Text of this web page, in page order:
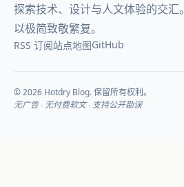
探索技术、设计与人文体验的交汇。
以极简致敬繁复。
RSS 订阅站点地图GitHub
© 2026 Hotdry Blog. 保留所有权利。
无广告 · 无付费软文 · 支持公开勘误